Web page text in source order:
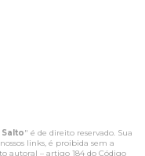
" é de direito reservado. Sua
links, é proibida sem a
autoral – artigo 184 do Código